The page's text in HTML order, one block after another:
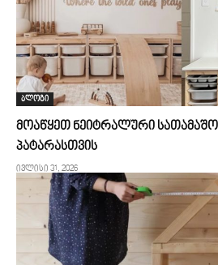
ბლოგი
მოაწყეთ ნეიტრალური
პატარასთვის
ივლისი 31, 2026